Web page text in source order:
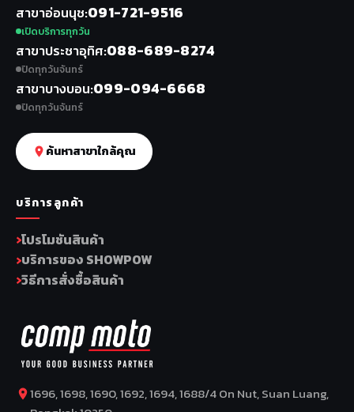
สาขาอ่อนนุช 091-721-9516
เปิดบริการทุกวัน
สาขาประชาอุทิศ 088-689-8274
ปิดทุกวันจันทร์
สาขาบางบอน 099-094-6668
ปิดทุกวันจันทร์
ค้นหาสาขาใกล้คุณ
บริการลูกค้า
โปรโมชันสินค้า
บริการของ SHOWPOW
วิธีการสั่งซื้อสินค้า
1696, 1698, 1690, 1692, 1694, 1688/4 On Nut, Suan Luang,